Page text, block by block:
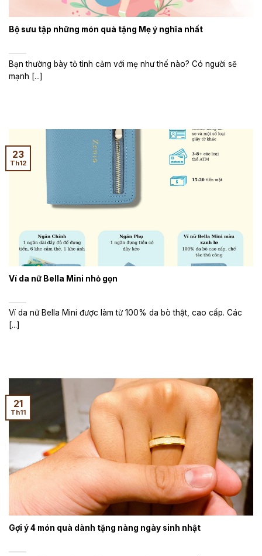
Bộ sưu tập những món quà tặng Mẹ ý nghĩa nhất
Bạn thường bày tỏ tình cảm với mẹ như thế nào? Có người sẽ
mạnh [...]
Ví da nữ Bella Mini nhỏ gọn
Ví da nữ Bella Mini được làm từ 100% da bò thật, cao cấp. Các
[...]
23
Th12
Gợi ý 4 món quà dành tặng nàng ngày sinh nhật
21
Th11